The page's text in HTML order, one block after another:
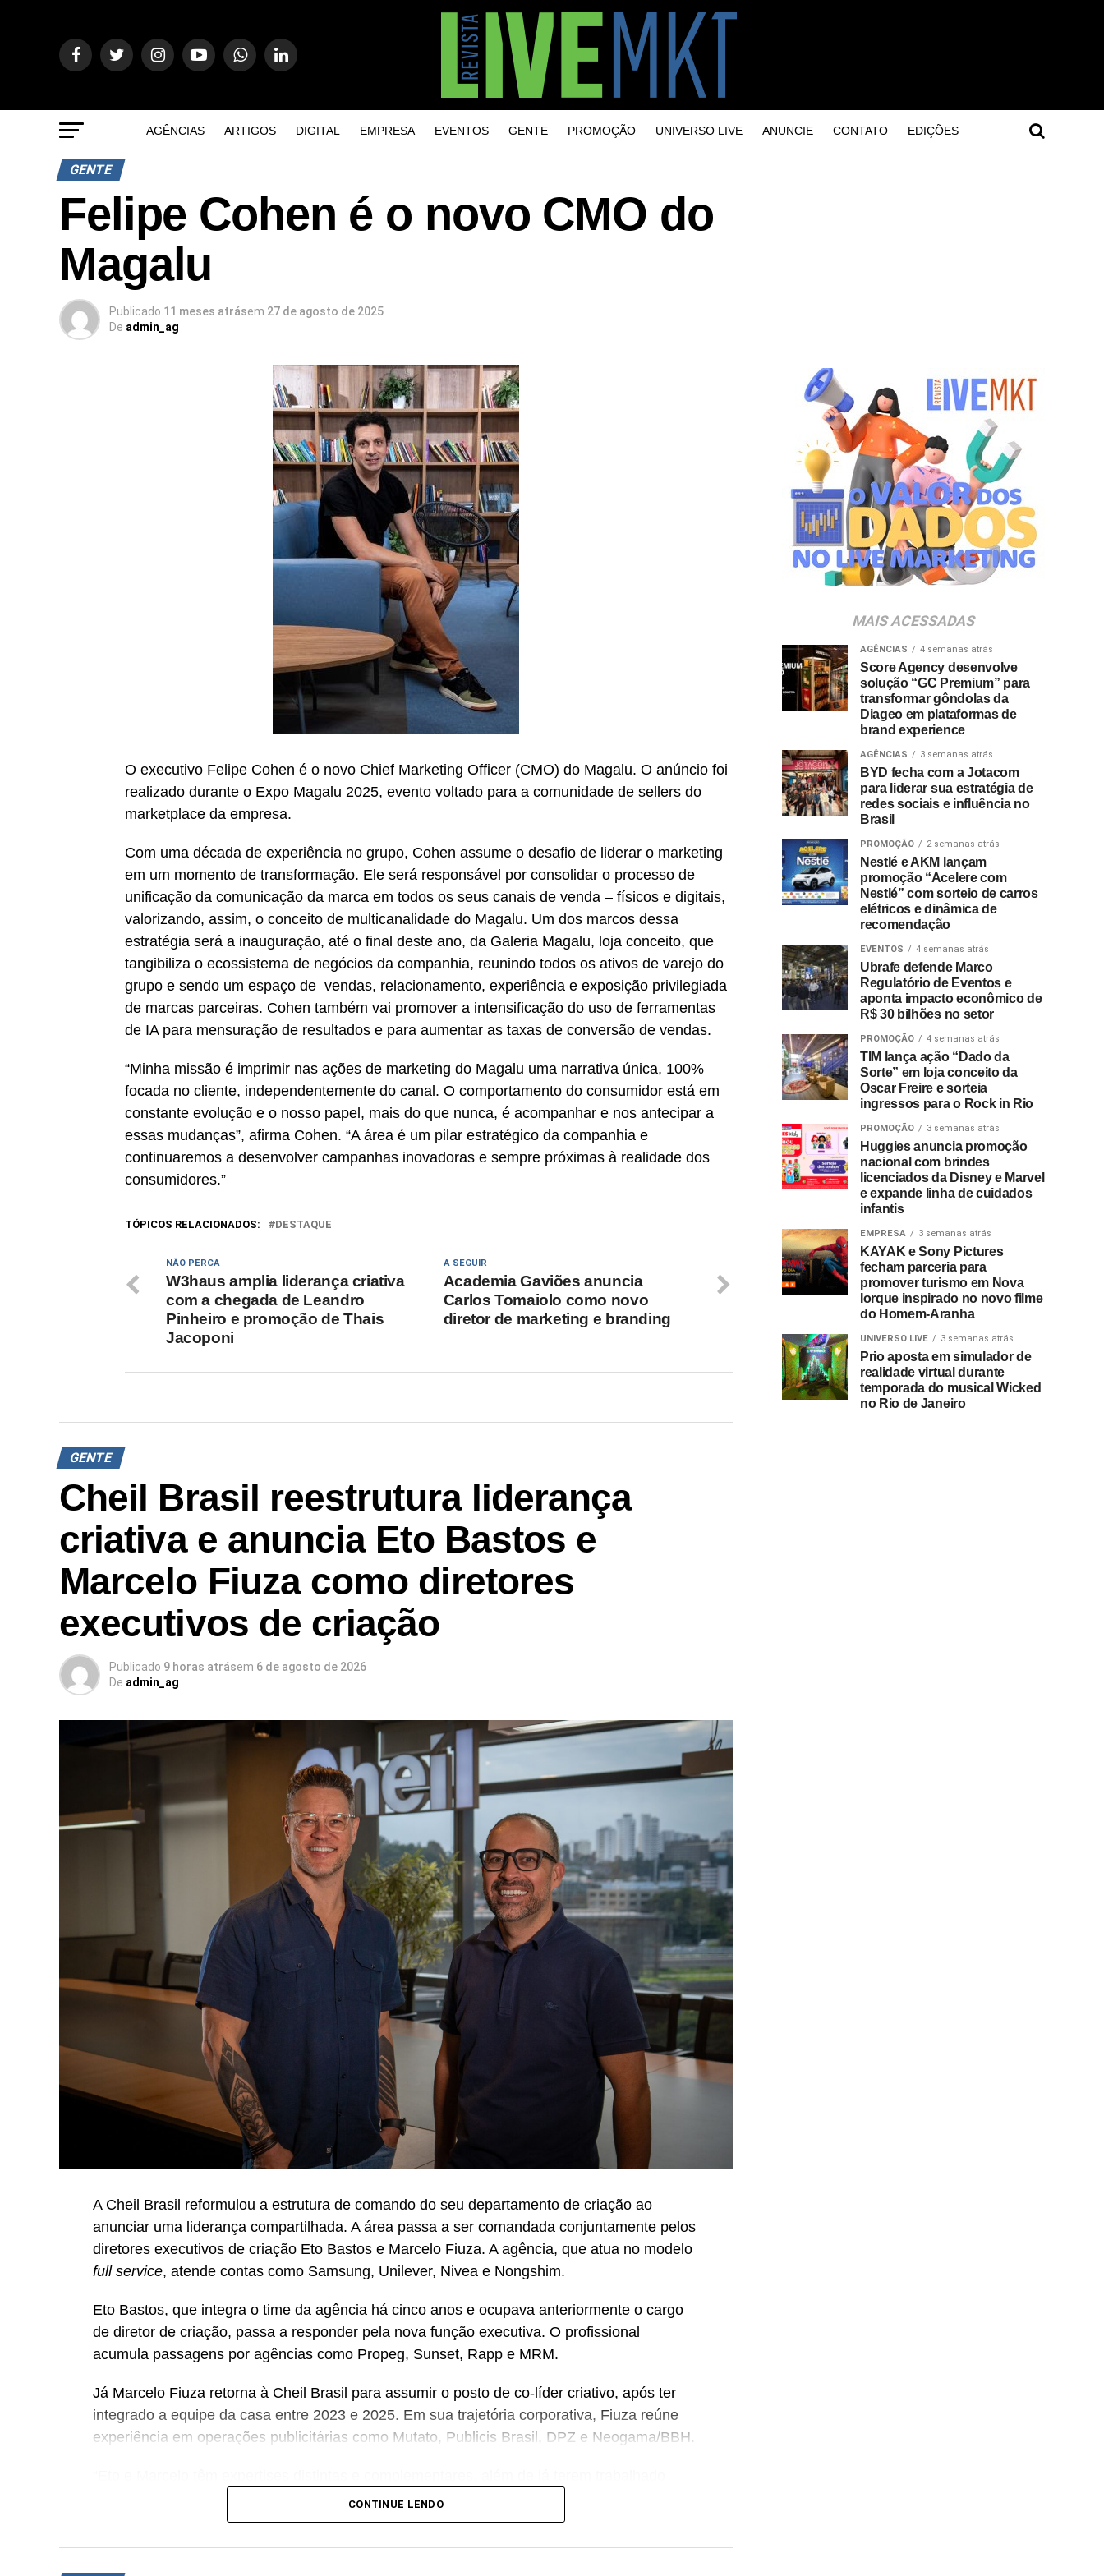
AGÊNCIAS ARTIGOS DIGITAL EMPRESA EVENTOS GENTE PROMOÇÃO UNIVERSO LIVE ANUNCIE CONTATO EDIÇÕES
GENTE
Felipe Cohen é o novo CMO do
Magalu
Publicado 11 meses atrásem 27 de agosto de 2025
De admin_ag
O executivo Felipe Cohen é o novo Chief Marketing Officer (CMO) do Magalu. O anúncio foi
realizado durante o Expo Magalu 2025, evento voltado para a comunidade de sellers do
marketplace da empresa.
Com uma década de experiência no grupo, Cohen assume o desafio de liderar o marketing
em um momento de transformação. Ele será responsável por consolidar o processo de
unificação da comunicação da marca em todos os seus canais de venda – físicos e digitais,
valorizando, assim, o conceito de multicanalidade do Magalu. Um dos marcos dessa
estratégia será a inauguração, até o final deste ano, da Galeria Magalu, loja conceito, que
tangibiliza o ecossistema de negócios da companhia, reunindo todos os ativos de varejo do
grupo e sendo um espaço de vendas, relacionamento, experiência e exposição privilegiada
de marcas parceiras. Cohen também vai promover a intensificação do uso de ferramentas
de IA para mensuração de resultados e para aumentar as taxas de conversão de vendas.
“Minha missão é imprimir nas ações de marketing do Magalu uma narrativa única, 100%
focada no cliente, independentemente do canal. O comportamento do consumidor está em
constante evolução e o nosso papel, mais do que nunca, é acompanhar e nos antecipar a
essas mudanças”, afirma Cohen. “A área é um pilar estratégico da companhia e
continuaremos a desenvolver campanhas inovadoras e sempre próximas à realidade dos
consumidores.”
TÓPICOS RELACIONADOS: DESTAQUE
A SEGUIR
Academia Gaviões anuncia
Carlos Tomaiolo como novo
diretor de marketing e branding
NÃO PERCA
W3haus amplia liderança criativa
com a chegada de Leandro
Pinheiro e promoção de Thais
Jacoponi
GENTE
Cheil Brasil reestrutura liderança
criativa e anuncia Eto Bastos e
Marcelo Fiuza como diretores
executivos de criação
Publicado 9 horas atrásem 6 de agosto de 2026
De admin_ag
A Cheil Brasil reformulou a estrutura de comando do seu departamento de criação ao
anunciar uma liderança compartilhada. A área passa a ser comandada conjuntamente pelos
diretores executivos de criação Eto Bastos e Marcelo Fiuza. A agência, que atua no modelo
full service, atende contas como Samsung, Unilever, Nivea e Nongshim.
Eto Bastos, que integra o time da agência há cinco anos e ocupava anteriormente o cargo
de diretor de criação, passa a responder pela nova função executiva. O profissional
acumula passagens por agências como Propeg, Sunset, Rapp e MRM.
Já Marcelo Fiuza retorna à Cheil Brasil para assumir o posto de co-líder criativo, após ter
integrado a equipe da casa entre 2023 e 2025. Em sua trajetória corporativa, Fiuza reúne
experiência em operações publicitárias como Mutato, Publicis Brasil, DPZ e Neogama/BBH.
juntos e conhecerem profundamente o DNA da Cheil – sabendo muito bem navegar pelas
diversas disciplinas e plataformas que oferecemos para nossos clientes. Acreditamos que
CONTINUE LENDO
MAIS ACESSADAS
AGÊNCIAS 4 semanas atrás
Score Agency desenvolve
solução “GC Premium” para
transformar gôndolas da
Diageo em plataformas de
brand experience
AGÊNCIAS 3 semanas atrás
BYD fecha com a Jotacom
para liderar sua estratégia de
redes sociais e influência no
Brasil
PROMOÇÃO 2 semanas atrás
Nestlé e AKM lançam
promoção “Acelere com
Nestlé” com sorteio de carros
elétricos e dinâmica de
recomendação
EVENTOS 4 semanas atrás
Ubrafe defende Marco
Regulatório de Eventos e
aponta impacto econômico de
R$ 30 bilhões no setor
PROMOÇÃO 4 semanas atrás
TIM lança ação “Dado da
Sorte” em loja conceito da
Oscar Freire e sorteia
ingressos para o Rock in Rio
PROMOÇÃO 3 semanas atrás
Huggies anuncia promoção
nacional com brindes
licenciados da Disney e Marvel
e expande linha de cuidados
infantis
EMPRESA 3 semanas atrás
KAYAK e Sony Pictures
fecham parceria para
promover turismo em Nova
Iorque inspirado no novo filme
do Homem-Aranha
UNIVERSO LIVE 3 semanas atrás
Prio aposta em simulador de
realidade virtual durante
temporada do musical Wicked
no Rio de Janeiro